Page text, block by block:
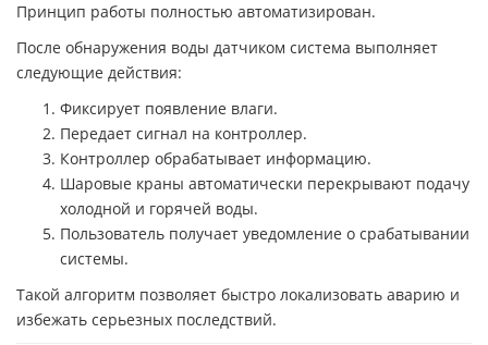
Принцип работы полностью автоматизирован.
После обнаружения воды датчиком система выполняет
следующие действия:
Фиксирует появление влаги.
Передает сигнал на контроллер.
Контроллер обрабатывает информацию.
Шаровые краны автоматически перекрывают подачу
холодной и горячей воды.
Пользователь получает уведомление о срабатывании
системы.
Такой алгоритм позволяет быстро локализовать аварию и
избежать серьезных последствий.